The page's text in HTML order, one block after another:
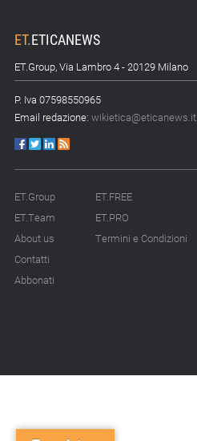
ET.ETICANEWS
ET.Group, Via Lambro 4 - 20129 Milano
P. Iva 07598550965
Email redazione: wikietica@eticanews.it
ET.Group
ET.Team
About us
Contatti
Abbonati
ET.FREE
ET.PRO
Termini e Condizioni